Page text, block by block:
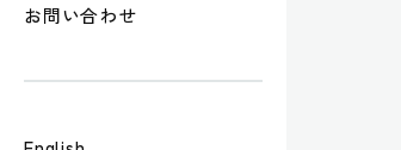
お問い合わせ